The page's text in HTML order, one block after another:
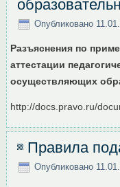
Опубликовано
Разъяснения по
аттестации
осуществляющих
http://docs.pravo.ru/
Правила
Опубликовано